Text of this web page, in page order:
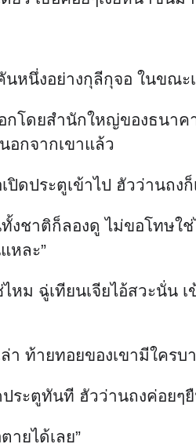
ม ฉู่เทียนเจียไอ้สวะนั่น
ท้ายทอยของเขามีใคร
ระตูทันที ฮัวว่านถงค่อยๆ
ายได้เลย”